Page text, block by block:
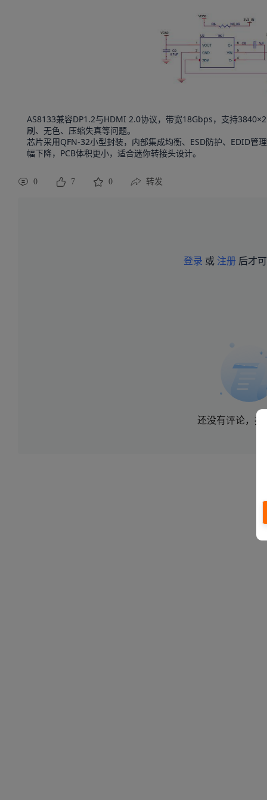
AS8133兼容DP1.2与HDMI 2.0协议，带宽18Gbps，支持
刷、无色、压缩失真等问题。
芯片采用QFN-32小型封装，内部集成均衡、ESD防护、EDID
幅下降，PCB体积更小，适合迷你转接头设计。
0 7 0 转发
登录 或 注册 后才
还没有评论，抢